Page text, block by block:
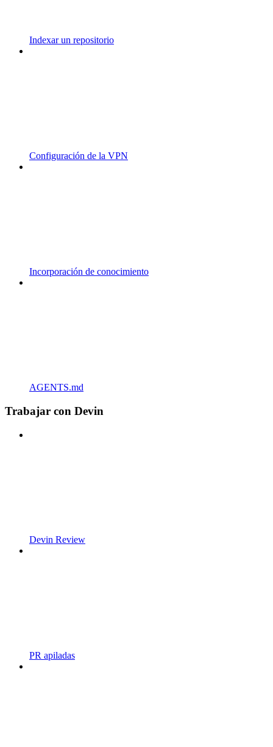
Indexar un repositorio
Configuración de la VPN
Incorporación de conocimiento
AGENTS.md
Trabajar con Devin
Devin Review
PR apiladas